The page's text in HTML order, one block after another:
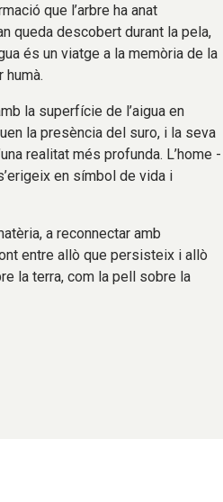
que l’arbre ha anat
queda descobert durant la pela,
és un viatge a la memòria de la
humà.
la superfície de l’aigua en
la presència del suro, i la seva
realitat més profunda. L’home -
en símbol de vida i
a reconnectar amb
entre allò que persisteix i allò
la terra, com la pell sobre la